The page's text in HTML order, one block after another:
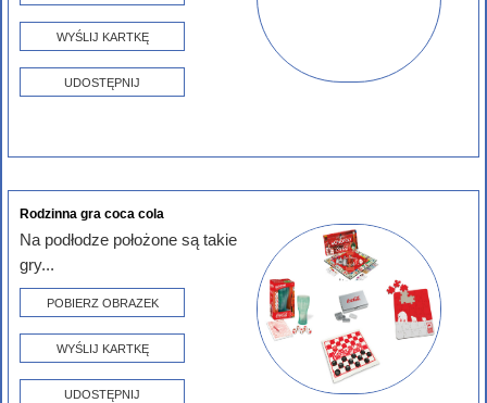
WYŚLIJ KARTKĘ
UDOSTĘPNIJ
Rodzinna gra coca cola
Na podłodze położone są takie
gry...
POBIERZ OBRAZEK
WYŚLIJ KARTKĘ
UDOSTĘPNIJ